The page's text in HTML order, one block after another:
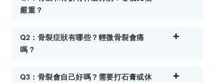
嚴重？
Q2：骨裂症狀有哪些？輕微骨裂會痛
嗎？
Q3：骨裂會自己好嗎？需要打石膏或休